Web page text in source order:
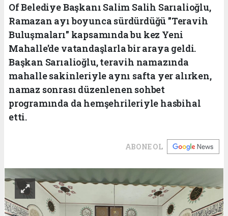
Of Belediye Başkanı Salim Salih Sarıalioğlu,
Ramazan ayı boyunca sürdürdüğü "Teravih
Buluşmaları" kapsamında bu kez Yeni
Mahalle'de vatandaşlarla bir araya geldi.
Başkan Sarıalioğlu, teravih namazında
mahalle sakinleriyle aynı safta yer alırken,
namaz sonrası düzenlenen sohbet
programında da hemşehrileriyle hasbihal
etti.
ABONE OL